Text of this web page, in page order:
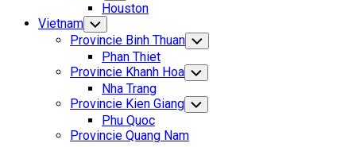
Child
Menu
Houston
Vietnam Toggle
Child
Menu
Provincie Binh Thuan Toggle
Child
Menu
Phan Thiet
Provincie Khanh Hoa Toggle
Child
Menu
Nha Trang
Provincie Kien Giang Toggle
Child
Phu Quoc
Provincie Quang Nam